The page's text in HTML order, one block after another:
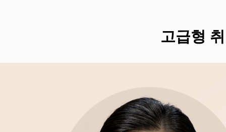
고급형